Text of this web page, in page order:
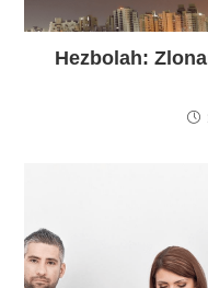
Hezbolah: